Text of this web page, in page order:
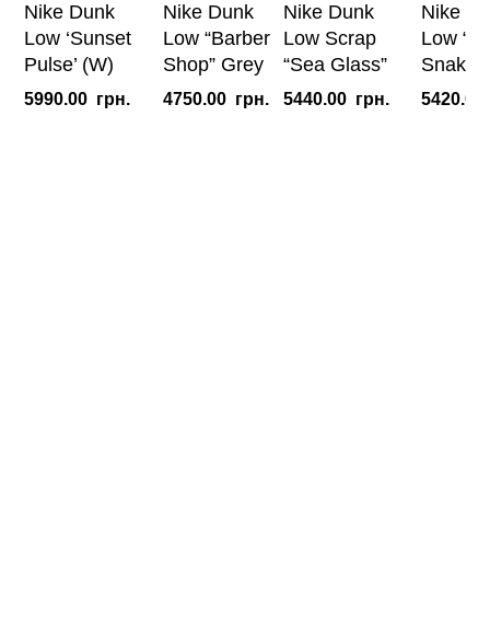
Nike Dunk
Low ‘Sunset
Pulse’ (W)
5990.00 грн.
Nike Dunk
Low “Barber
Shop” Grey
4750.00 грн.
Nike Dunk
Low Scrap
“Sea Glass”
5440.00 грн.
Nike
Low
5420.00